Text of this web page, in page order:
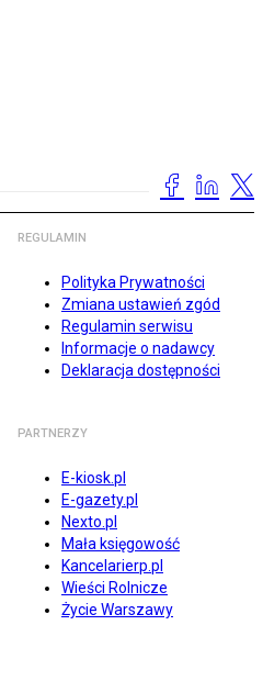
REGULAMIN
Polityka Prywatności
Zmiana ustawień zgód
Regulamin serwisu
Informacje o nadawcy
Deklaracja dostępności
PARTNERZY
E-kiosk.pl
E-gazety.pl
Nexto.pl
Mała księgowość
Kancelarierp.pl
Wieści Rolnicze
Życie Warszawy